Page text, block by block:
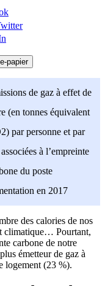
papier
de gaz à effet de
(en tonnes équivalent
par personne et par
à l’empreinte
du poste
en 2017
des calories de nos
climatique… Pourtant,
carbone de notre
émetteur de gaz à
logement (23 %).